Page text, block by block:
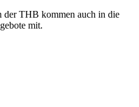
der THB kommen auch in die
mit.